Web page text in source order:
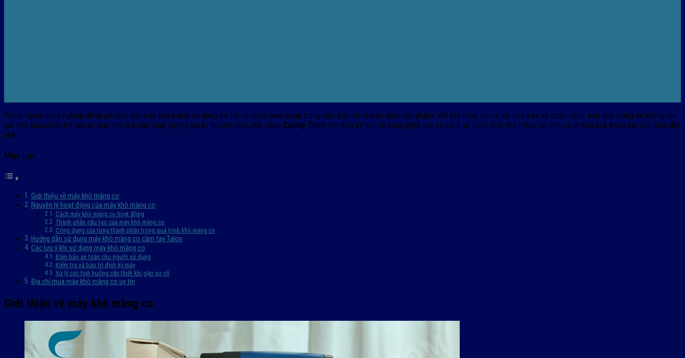
Trong ngành công nghiệp đóng gói hiện đại, máy khò màng co đóng vai trò vô cùng quan trọng trong việc bảo vệ và bảo quản sản phẩm. Với khả năng tạo ra lớp bọc bảo vệ chắc chắn, máy khò màng co không chỉ
giữ cho sản phẩm trở nên an toàn hơn mà còn tăng cường giá trị thương hiệu. Hãy cùng Cường Thịnh tìm hiểu kỹ hơn về công nghệ này và cách sử dụng máy khò màng co một cách hiệu quả trong bài viết dưới đây
nhé.
Mục Lục
Giới thiệu về máy khò màng co
Nguyên lý hoạt động của máy khò màng co
Cách máy khò màng co hoạt động
Thành phần cấu tạo của máy khò màng co
Công dụng của từng thành phần trong quá trình khò màng co
Hướng dẫn sử dụng máy khò màng co cầm tay Talon
Các lưu ý khi sử dụng máy khò màng co
Đảm bảo an toàn cho người sử dụng
Kiểm tra và bảo trì định kỳ máy
Xử lý các tình huống cần thiết khi gặp sự cố
Địa chỉ mua máy khò màng co uy tín
Giới thiệu về máy khò màng co